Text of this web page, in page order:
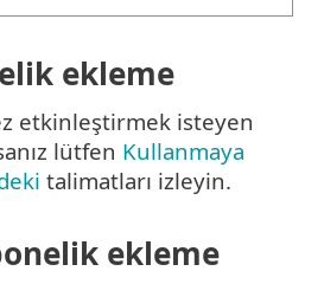
ekleme
etkinleştirmek isteyen
lütfen Kullanmaya
talimatları izleyin.
ekleme